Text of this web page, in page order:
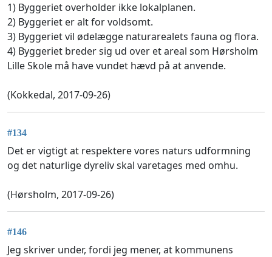
1) Byggeriet overholder ikke lokalplanen.
2) Byggeriet er alt for voldsomt.
3) Byggeriet vil ødelægge naturarealets fauna og flora.
4) Byggeriet breder sig ud over et areal som Hørsholm
Lille Skole må have vundet hævd på at anvende.
(Kokkedal, 2017-09-26)
#134
Det er vigtigt at respektere vores naturs udformning
og det naturlige dyreliv skal varetages med omhu.
(Hørsholm, 2017-09-26)
#146
Jeg skriver under, fordi jeg mener, at kommunens